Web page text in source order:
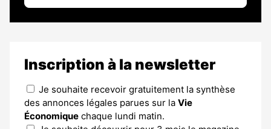
Inscription à la newsletter
Je souhaite recevoir gratuitement la synthèse
des annonces légales parues sur la Vie
Économique chaque lundi matin.